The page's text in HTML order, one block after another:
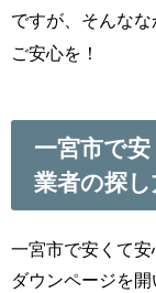
ですが、そんなな
ご安心を！
一宮市で
業者の探し
一宮市で安くて安
ダウンページを